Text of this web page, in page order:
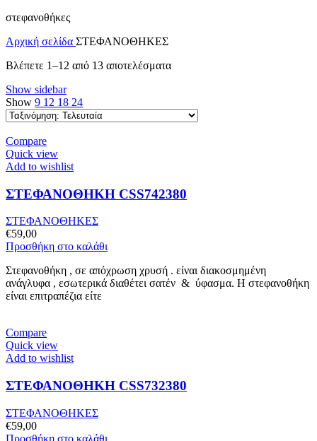
στεφανοθήκες
Αρχική σελίδα ΣΤΕΦΑΝΟΘΗΚΕΣ
Βλέπετε 1–12 από 13 αποτελέσματαSorted
Show sidebar
Show 9 12 18 24
Compare
Quick view
Add to wishlist
ΣΤΕΦΑΝΟΘΗΚΗ CSS742380
ΣΤΕΦΑΝΟΘΗΚΕΣ
€59,00
Προσθήκη στο καλάθι
Στεφανοθήκη , σε απόχρωση χρυσή . είναι διακοσμημένη
ανάγλυφα , εσωτερικά διαθέτει σατέν & ύφασμα. Η στεφανοθήκη
είναι επιτραπέζια είτε
Compare
Quick view
Add to wishlist
ΣΤΕΦΑΝΟΘΗΚΗ CSS732380
ΣΤΕΦΑΝΟΘΗΚΕΣ
€59,00
Προσθήκη στο καλάθι